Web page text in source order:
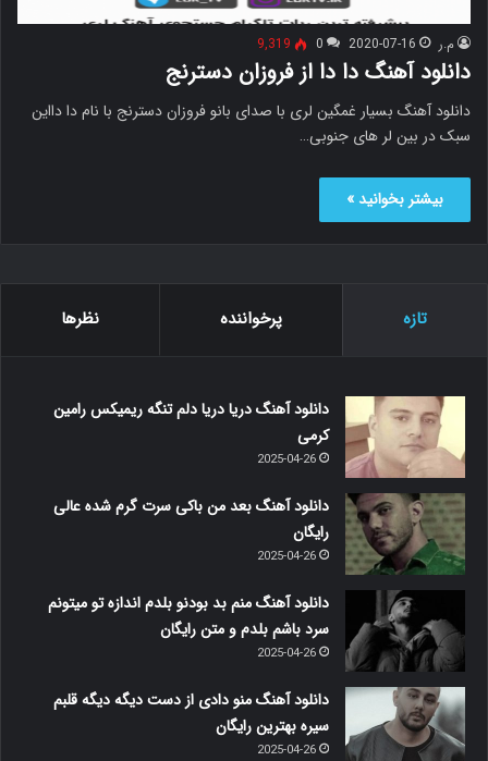
م.ر 2020-07-16
0
9,319
دانلود آهنگ دا دا از فروزان دسترنج
دانلود آهنگ بسیار غمگین لری با صدای بانو فروزان دسترنج با نام دا دااین
سبک در بین لر های جنوبی…
بیشتر بخوانید »
تازه پرخواننده نظرها
دانلود آهنگ دریا دریا دلم تنگه ریمیکس رامین
کرمی
2025-04-26
دانلود آهنگ بعد من باکی سرت گرم شده عالی
رایگان
2025-04-26
دانلود آهنگ منم بد بودنو بلدم اندازه تو میتونم
سرد باشم بلدم و متن رایگان
2025-04-26
دانلود آهنگ منو دادی از دست دیگه دیگه قلبم
سیره بهترین رایگان
2025-04-26